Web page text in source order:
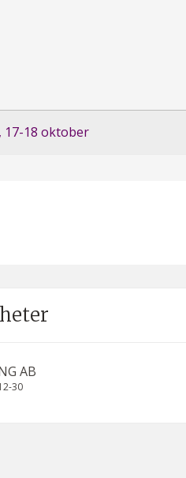
17-18 oktober
AB
30